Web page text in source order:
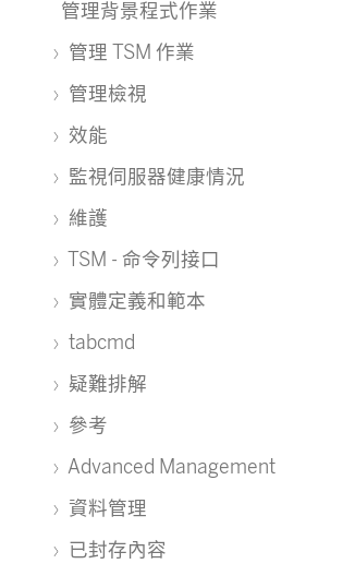
管理背景程式作業
管理 TSM 作業
管理檢視
效能
監視伺服器健康情況
維護
TSM - 命令列接口
實體定義和範本
tabcmd
疑難排解
參考
Advanced Management
資料管理
已封存內容